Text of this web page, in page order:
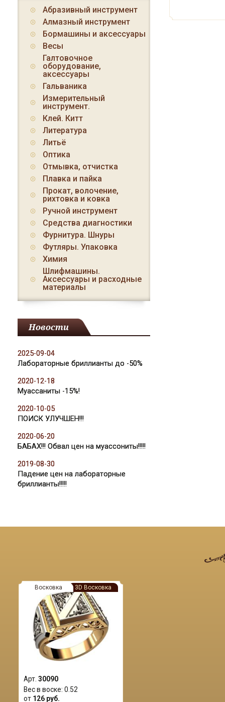
Абразивный инструмент
Алмазный инструмент
Бормашины и аксессуары
Весы
Галтовочное
оборудование,
аксессуары
Гальваника
Измерительный
инструмент.
Клей. Китт
Литература
Литьё
Оптика
Отмывка, отчистка
Плавка и пайка
Прокат, волочение,
рихтовка и ковка
Ручной инструмент
Средства диагностики
Фурнитура. Шнуры
Футляры. Упаковка
Химия
Шлифмашины.
Аксессуары и расходные
материалы
Новости
2025-09-04
Лабораторные бриллианты до -50%
2020-12-18
Муассаниты -15%!
2020-10-05
ПОИСК УЛУЧШЕН!!!
2020-06-20
БАБАХ!!! Обвал цен на муассониты!!!!!
2019-08-30
Падение цен на лабораторные
бриллианты!!!!!
Восковка 3D Восковка
Арт. 30090
Вес в воске: 0.52
от 126 руб.